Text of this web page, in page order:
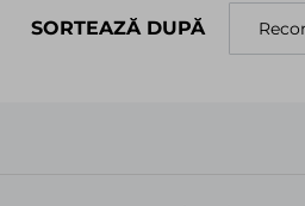
SORTEAZĂ DUPĂ